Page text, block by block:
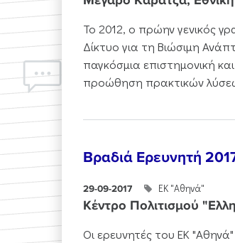
Το 2012, ο πρώην γενικός
Δίκτυο για τη Βιώσιμη
παγκόσμια επιστημονική
προώθηση πρακτικών
Βραδιά Ερευνητή
29-09-2017 ΕΚ "Αθηνά"
Κέντρο Πολιτισμού
Οι ερευνητές του ΕΚ